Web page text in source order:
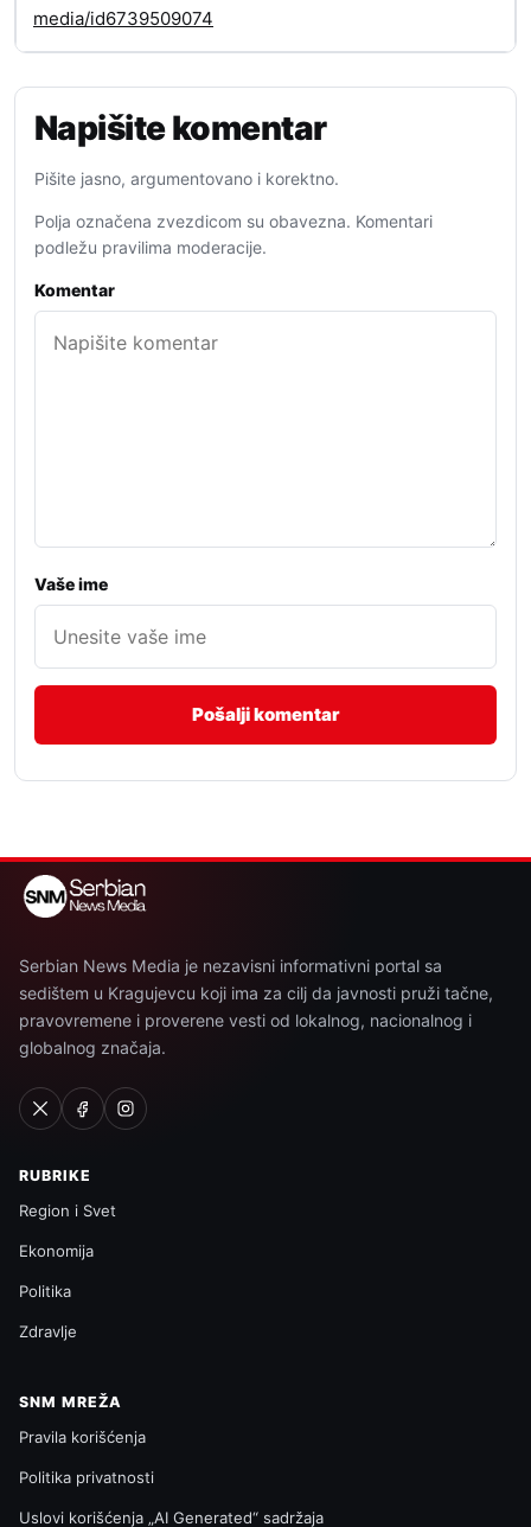
media/id6739509074
Napišite komentar
Pišite jasno, argumentovano i korektno.
Polja označena zvezdicom su obavezna. Komentari
podležu pravilima moderacije.
Komentar
Vaše ime
Serbian News Media je nezavisni informativni portal sa
sedištem u Kragujevcu koji ima za cilj da javnosti pruži tačne,
pravovremene i proverene vesti od lokalnog, nacionalnog i
globalnog značaja.
RUBRIKE
Region i Svet
Ekonomija
Politika
Zdravlje
SNM MREŽA
Pravila korišćenja
Politika privatnosti
Uslovi korišćenja „AI Generated“ sadržaja